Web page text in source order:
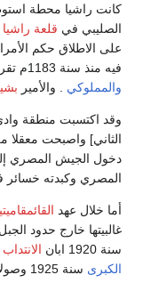
كانت راشيا محطة
الصليبي في قلعة راشيا
على الاطلاق حكم
فيه منذ سنة 1183م تقريبا وكان معقلا لحكمهم في العهدين
والمملوكي . والأمير
وقد اكتسبت منطقة
الثاني] واصبحت معقلا
دخول الجيش المصري
المصري وكبدته خسائر
أما خلال عهد
غالبيتها خارج حدود
سنة 1920 ابان
الكبرى سنة 1925 وصولا إلى حقبة الاستقلال.